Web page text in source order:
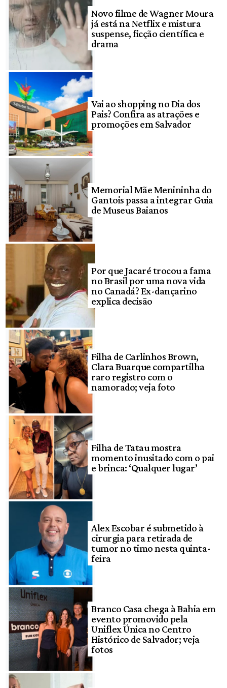
Novo filme de Wagner Moura
já está na Netflix e mistura
suspense, ficção científica e
drama
Vai ao shopping no Dia dos
Pais? Confira as atrações e
promoções em Salvador
Memorial Mãe Menininha do
Gantois passa a integrar Guia
de Museus Baianos
Por que Jacaré trocou a fama
no Brasil por uma nova vida
no Canadá? Ex-dançarino
explica decisão
Filha de Carlinhos Brown,
Clara Buarque compartilha
raro registro com o
namorado; veja foto
Filha de Tatau mostra
momento inusitado com o pai
e brinca: ‘Qualquer lugar’
Alex Escobar é submetido à
cirurgia para retirada de
tumor no timo nesta quinta-
feira
Branco Casa chega à Bahia em
evento promovido pela
Uniflex Única no Centro
Histórico de Salvador; veja
fotos